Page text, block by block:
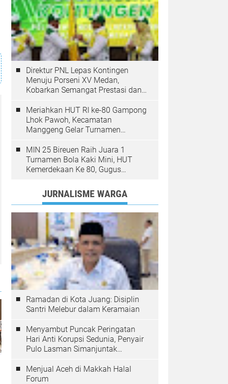
Direktur PNL Lepas Kontingen
Menuju Porseni XV Medan,
Kobarkan Semangat Prestasi dan
Meriahkan HUT RI ke-80 Gampong
Lhok Pawoh, Kecamatan
Manggeng Gelar Turnamen
MIN 25 Bireuen Raih Juara 1
Turnamen Bola Kaki Mini, HUT
Kemerdekaan Ke 80, Gugus
JURNALISME WARGA
Ramadan di Kota Juang: Disiplin
Santri Melebur dalam Keramaian
Menyambut Puncak Peringatan
Hari Anti Korupsi Sedunia, Penyair
Pulo Lasman Simanjuntak
Korupsi di Indonesia
Menjual Aceh di Makkah Halal
Forum